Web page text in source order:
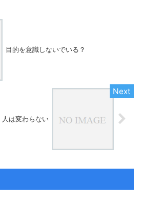
目的を意識しないでいる？
人は変わらない